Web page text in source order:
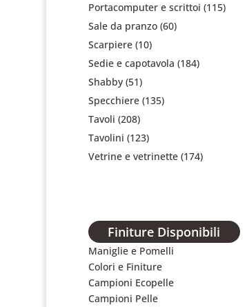
Portacomputer e scrittoi (115)
Sale da pranzo (60)
Scarpiere (10)
Sedie e capotavola (184)
Shabby (51)
Specchiere (135)
Tavoli (208)
Tavolini (123)
Vetrine e vetrinette (174)
Finiture Disponibili
Maniglie e Pomelli
Colori e Finiture
Campioni Ecopelle
Campioni Pelle